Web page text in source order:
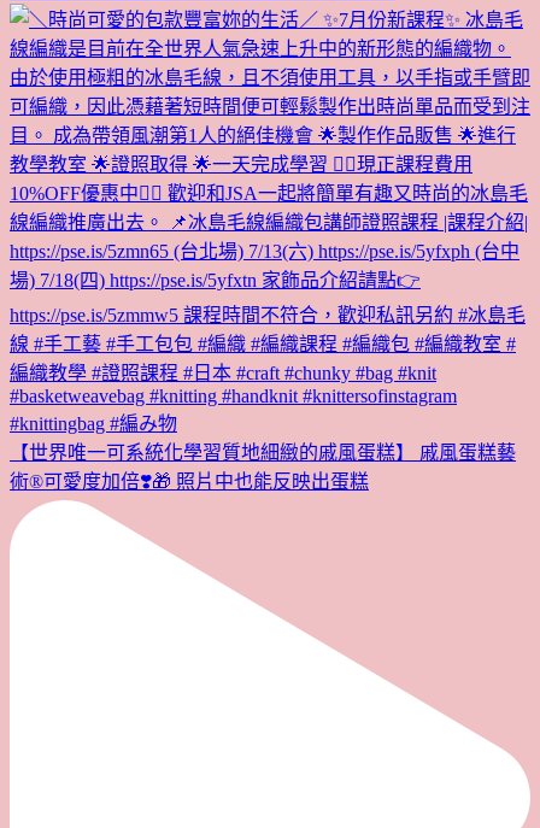
【世界唯一可系統化學習質地細緻的戚風蛋糕】 戚風蛋糕藝
術®︎可愛度加倍❣️🎁 照片中也能反映出蛋糕